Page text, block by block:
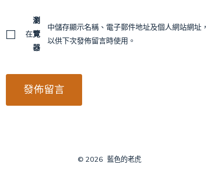
在
瀏
覽
器
中儲存顯示名稱、電子郵件地址及個人網站網址，
以供下次發佈留言時使用。
© 2026 藍色的老虎